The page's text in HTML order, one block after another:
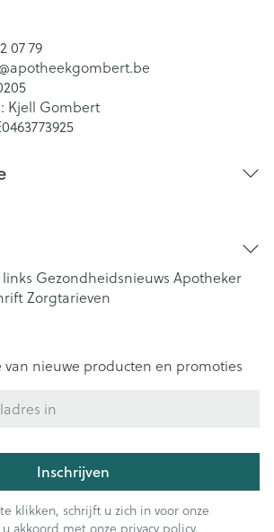
07 79
apotheekgombert.be
Kjell Gombert
Gezondheidsnieuws Apotheker
Zorgtarieven
nieuwe producten en promoties
Inschrijven
klikken, schrijft u zich in voor onze
akkoord met onze privacy policy.